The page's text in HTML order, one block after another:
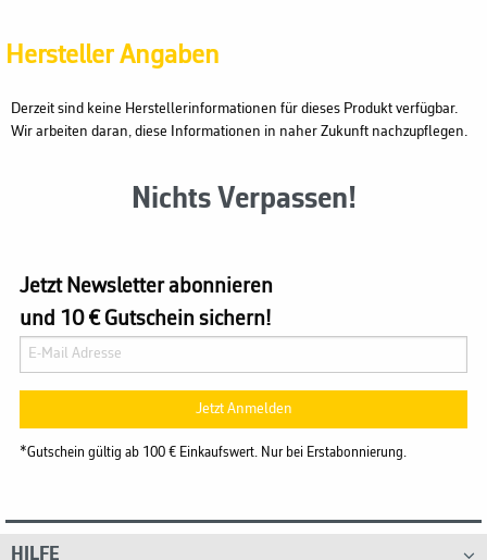
Hersteller Angaben
Derzeit sind keine Herstellerinformationen für dieses Produkt verfügbar.
Wir arbeiten daran, diese Informationen in naher Zukunft nachzupflegen.
Nichts Verpassen!
Jetzt Newsletter abonnieren
und 10 € Gutschein sichern!
Jetzt Anmelden
*Gutschein gültig ab 100 € Einkaufswert. Nur bei Erstabonnierung.
HILFE